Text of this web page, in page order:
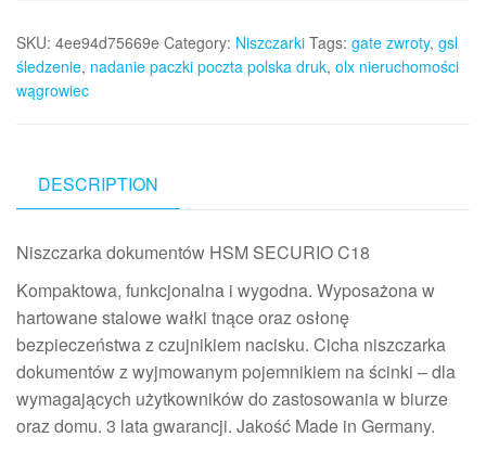
SKU: 4ee94d75669e Category: Niszczarki Tags: gate zwroty, gsl
śledzenie, nadanie paczki poczta polska druk, olx nieruchomości
wągrowiec
DESCRIPTION
Niszczarka dokumentów HSM SECURIO C18
Kompaktowa, funkcjonalna i wygodna. Wyposażona w
hartowane stalowe wałki tnące oraz osłonę
bezpieczeństwa z czujnikiem nacisku. Cicha niszczarka
dokumentów z wyjmowanym pojemnikiem na ścinki – dla
wymagających użytkowników do zastosowania w biurze
oraz domu. 3 lata gwarancji. Jakość Made in Germany.